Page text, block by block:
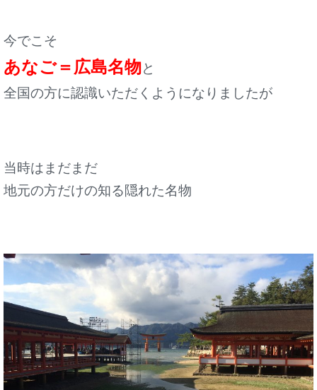
今でこそ
あなご＝広島名物と
全国の方に認識いただくようになりましたが
当時はまだまだ
地元の方だけの知る隠れた名物